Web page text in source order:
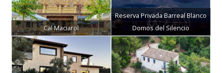
Cal Maciarol
Reserva Privada Barreal Blanco
Domos del Silencio